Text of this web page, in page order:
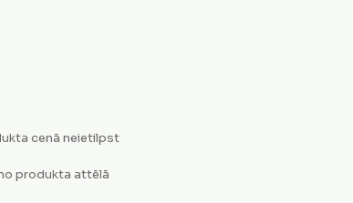
cenā neietilpst
produkta attēlā